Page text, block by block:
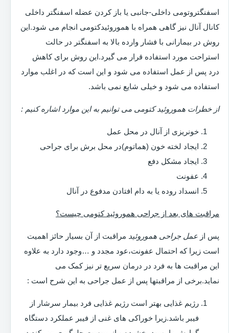
اسفنگتروتومی داخلی-جانبی یا باز کردن عضله اسفنگتر داخلی
کانال آنال نیز گاهی همراه با هموروئیدکتومی انجام می شود.این
روش در بیمارانی با فشار وارده بالا به اسفنگتر در حالت
استراحت مورد استفاده قرار می گیرد.این روش برای کاهش
درد پس از عمل استفاده می شود و این است که در اغلب موارد
استفاده می شود و خیلی شایع نمی باشد.
از خطرات هموروئید کتومی می توانیم به این موارد اشاره کنیم :
خونریزی از آنال در محل عمل
ایجاد لخته خون (هماتوم)در محل برش برای جراحی
ایجاد مشکل دفع
عفونت
انسداد روده یا به دام افتادن مدفوع در آنال
مراقبت های بعد از جراحی هموروئید کتومی چیست؟
پس از عمل جراحی هموروئید مراقبت از آن بسیار حائز اهمیت
است زیرا که احتمال عفونت،عود مجدد و …وجود دارد به علاوه
این مراقبت ها به فرد در درمان سریع تر نیز کمک می
نماید.برخی از مراقبتها پس از عمل جراحی به این شرح است :
رژیم غذایی بهتر است رژیم غذایی فرد بیمار سرشار از
فیبر باشد.زیرا خوراکی های غنی از فیبر عملکرد دستگاه